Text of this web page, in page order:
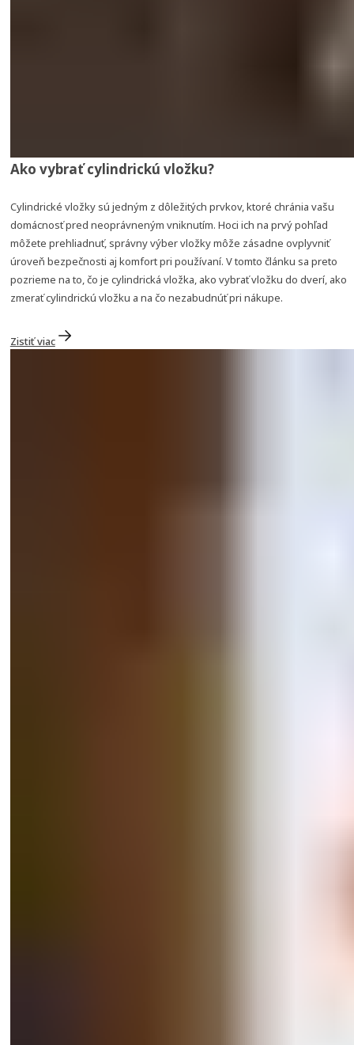
Ako vybrať cylindrickú vložku?
Cylindrické vložky sú jedným z dôležitých prvkov, ktoré chránia vašu
domácnosť pred neoprávneným vniknutím. Hoci ich na prvý pohľad
môžete prehliadnuť, správny výber vložky môže zásadne ovplyvniť
úroveň bezpečnosti aj komfort pri používaní. V tomto článku sa preto
pozrieme na to, čo je cylindrická vložka, ako vybrať vložku do dverí, ako
zmerať cylindrickú vložku a na čo nezabudnúť pri nákupe.
Zistiť viac